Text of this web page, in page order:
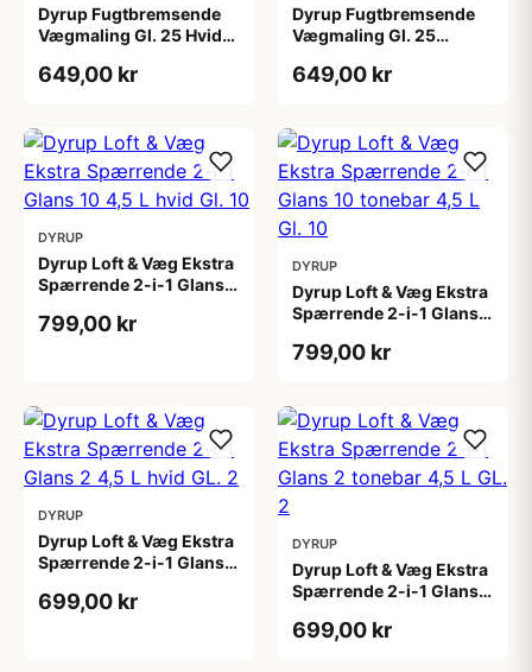
Dyrup Fugtbremsende
Vægmaling Gl. 25 Hvid
649,00 kr
Dyrup Fugtbremsende
Vægmaling Gl. 25
649,00 kr
DYRUP
Dyrup Loft & Væg Ekstra
Spærrende 2-i-1 Glans
799,00 kr
DYRUP
Dyrup Loft & Væg Ekstra
Spærrende 2-i-1 Glans
799,00 kr
DYRUP
Dyrup Loft & Væg Ekstra
Spærrende 2-i-1 Glans 2
699,00 kr
DYRUP
Dyrup Loft & Væg Ekstra
Spærrende 2-i-1 Glans 2
699,00 kr